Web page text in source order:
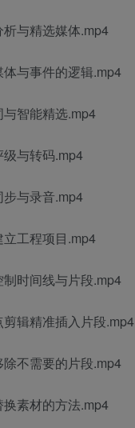
与精选媒体.mp4
与事件的逻辑.mp4
智能精选.mp4
与转码.mp4
与录音.mp4
工程项目.mp4
时间线与片段.mp4
辑精准插入片段.mp4
不需要的片段.mp4
素材的方法.mp4